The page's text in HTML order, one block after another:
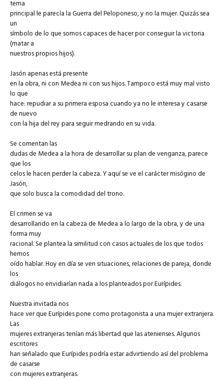
tema
principal le parecía la Guerra del Peloponeso, y no la mujer. Quizás sea
un
símbolo de lo que somos capaces de hacer por conseguir la victoria
(matar a
nuestros propios hijos).
Jasón apenas está presente
en la obra, ni con Medea ni con sus hijos. Tampoco está muy mal visto
lo que
hace: repudiar a su primera esposa cuando ya no le interesa y casarse
de nuevo
con la hija del rey para seguir medrando en su vida.
Se comentan las
dudas de Medea a la hora de desarrollar su plan de venganza, parece
que los
celos le hacen perder la cabeza. Y aquí se ve el carácter misógino de
Jasón,
que solo busca la comodidad del trono.
El crimen se va
desarrollando en la cabeza de Medea a lo largo de la obra, y de una
forma muy
racional. Se plantea la similitud con casos actuales de los que todos
hemos
oído hablar. Hoy en día se ven situaciones, relaciones de pareja, donde
los
diálogos no envidiarían nada a los planteados por Eurípides.
Nuestra invitada nos
hace ver que Eurípides pone como protagonista a una mujer extranjera.
Las
mujeres extranjeras tenían más libertad que las atenienses. Algunos
escritores
han señalado que Eurípides podría estar advirtiendo así del problema
de casarse
con mujeres extranjeras.